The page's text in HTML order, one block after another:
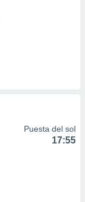
Puesta del sol
17:55